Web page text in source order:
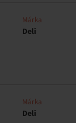
Márka
Deli
Márka
Deli